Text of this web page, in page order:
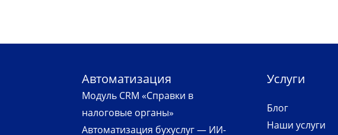
Автоматизация
Модуль CRM «Справки в
налоговые органы»
Автоматизация бухуслуг — ИИ-
Услуги
Блог
Наши услуги